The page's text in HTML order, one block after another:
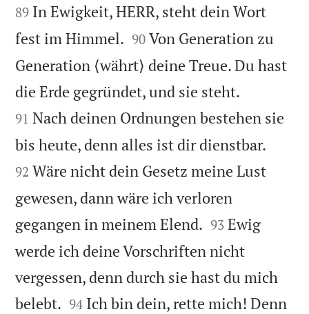
89 In Ewigkeit, HERR, steht dein Wort
fest im Himmel. 

90 Von Generation zu
Generation ⟨währt⟩ deine Treue. Du hast
die Erde gegründet, und sie steht.
91 Nach deinen Ordnungen bestehen sie
bis heute, denn alles ist dir dienstbar.
92 Wäre nicht dein Gesetz meine Lust
gewesen, dann wäre ich verloren
gegangen in meinem Elend. 

93 Ewig
werde ich deine Vorschriften nicht
vergessen, denn durch sie hast du mich
belebt. 

94 Ich bin dein, rette mich! Denn